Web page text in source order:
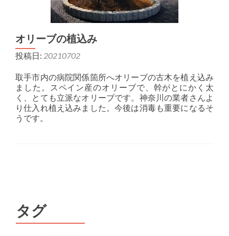
オリーブの植込み
投稿日: 20210702
取手市内の病院関係箇所へオリーブの古木を植え込み
ました。スペイン産のオリーブで、幹がとにかく太
く、とても立派なオリーブです。神奈川の業者さんよ
り仕入れ植え込みました。今後は消毒も重要になるそ
うです。
タグ